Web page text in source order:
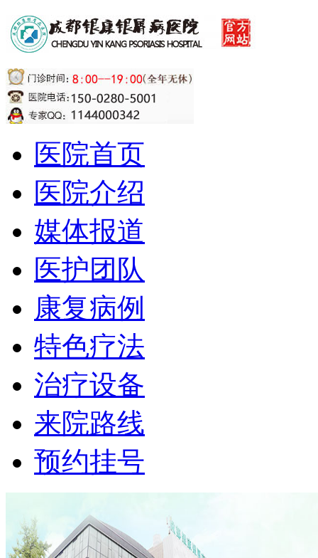
医院首页
医院介绍
媒体报道
医护团队
康复病例
特色疗法
治疗设备
来院路线
预约挂号